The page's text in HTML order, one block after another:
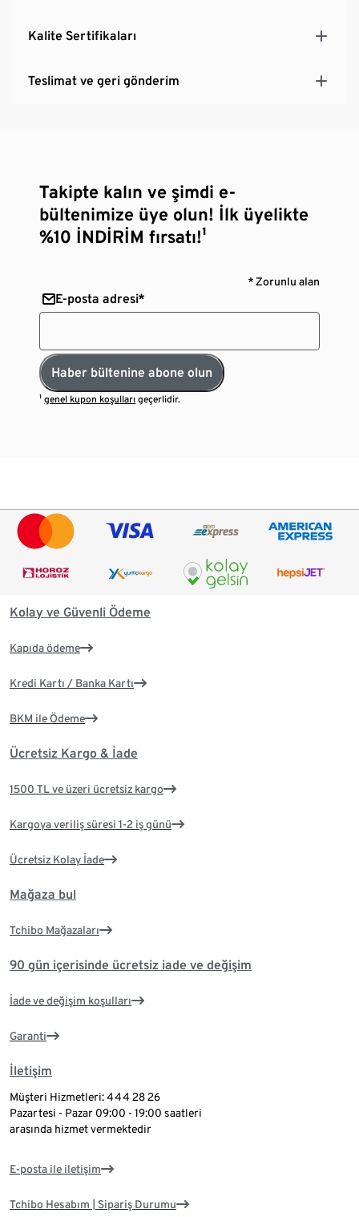
Kalite Sertifikaları
Teslimat ve geri gönderim
Takipte kalın ve şimdi e-
bültenimize üye olun! İlk üyelikte
%10 İNDİRİM fırsatı!¹
* Zorunlu alan
E-posta adresi*
Haber bültenine abone olun
¹genel kupon koşulları geçerlidir.
Kolay ve Güvenli Ödeme
Kapıda ödeme
Kredi Kartı / Banka Kartı
BKM ile Ödeme
Ücretsiz Kargo & İade
1500 TL ve üzeri ücretsiz kargo
Kargoya veriliş süresi 1-2 iş günü
Ücretsiz Kolay İade
Mağaza bul
Tchibo Mağazaları
90 gün içerisinde ücretsiz iade ve değişim
İade ve değişim koşulları
Garanti
İletişim
Müşteri Hizmetleri: 444 28 26
Pazartesi - Pazar 09:00 - 19:00 saatleri
arasında hizmet vermektedir
E-posta ile iletişim
Tchibo Hesabım | Sipariş Durumu